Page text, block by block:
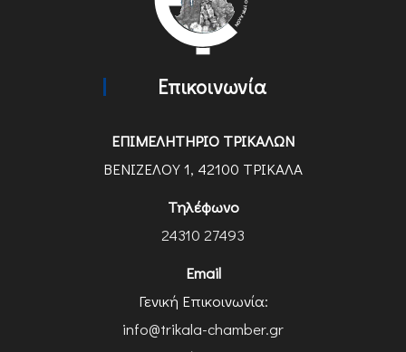
Επικοινωνία
ΕΠΙΜΕΛΗΤΗΡΙΟ ΤΡΙΚΑΛΩΝ
ΒΕΝΙΖΕΛΟΥ 1, 42100 ΤΡΙΚΑΛΑ
Τηλέφωνο
24310 27493
Email
Γενική Επικοινωνία:
info@trikala-chamber.gr